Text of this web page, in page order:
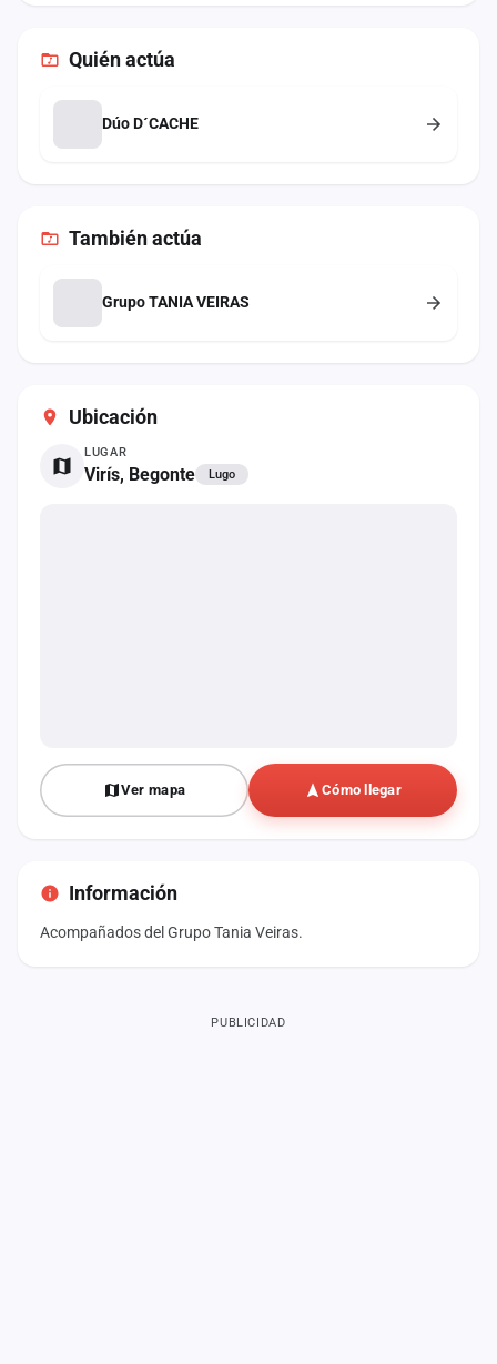
Ubicación
LUGAR
Virís, Begonte Lugo
Ver mapa Cómo llegar
Información
Acompañados del Grupo Tania Veiras.
Quién actúa
Dúo D´CACHE
Tambiénactúa
Grupo TANIA VEIRAS
PUBLICIDAD